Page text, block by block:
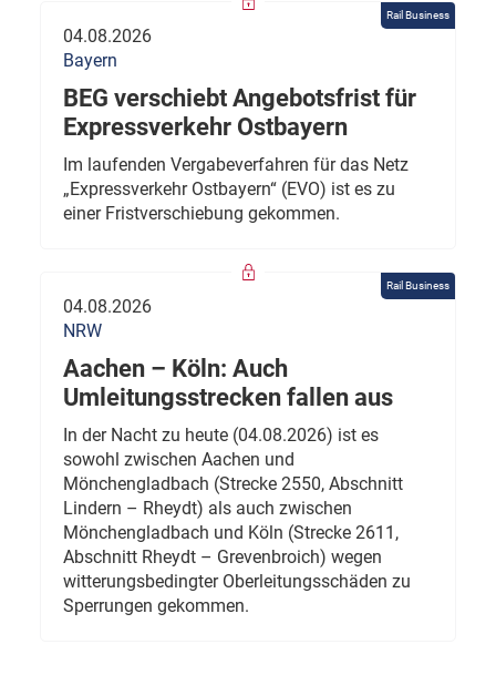
Rail Business
04.08.2026
Bayern
BEG verschiebt Angebotsfrist für
Expressverkehr Ostbayern
Im laufenden Vergabeverfahren für das Netz
„Expressverkehr Ostbayern“ (EVO) ist es zu
einer Fristverschiebung gekommen.
Rail Business
04.08.2026
NRW
Aachen – Köln: Auch
Umleitungsstrecken fallen aus
In der Nacht zu heute (04.08.2026) ist es
sowohl zwischen Aachen und
Mönchengladbach (Strecke 2550, Abschnitt
Lindern – Rheydt) als auch zwischen
Mönchengladbach und Köln (Strecke 2611,
Abschnitt Rheydt – Grevenbroich) wegen
witterungsbedingter Oberleitungsschäden zu
Sperrungen gekommen.